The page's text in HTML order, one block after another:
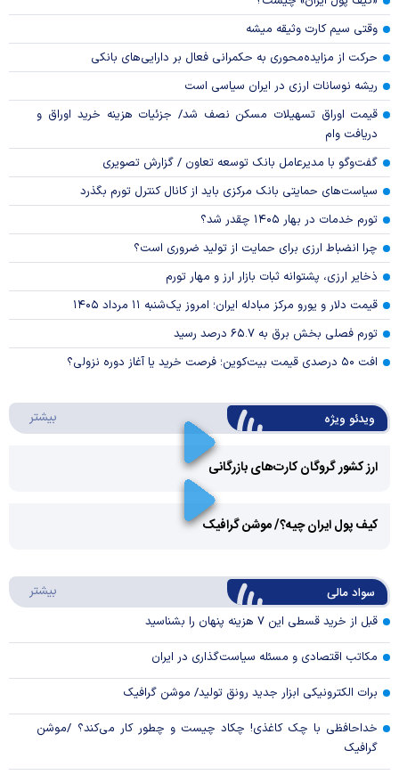
وقتی سیم کارت وثیقه میشه
حرکت از مزایده‌محوری به حکمرانی فعال بر دارایی‌های بانکی
ریشه نوسانات ارزی در ایران سیاسی است
قیمت اوراق تسهیلات مسکن نصف شد/ جزئیات هزینه خرید اوراق و
دریافت وام
گفت‌وگو با مدیرعامل بانک توسعه تعاون / گزارش تصویری
سیاست‌های حمایتی بانک مرکزی باید از کانال کنترل تورم بگذرد
تورم خدمات در بهار ۱۴۰۵ چقدر شد؟
چرا انضباط ارزی برای حمایت از تولید ضروری است؟
ذخایر ارزی، پشتوانه ثبات بازار ارز و مهار تورم
قیمت دلار و یورو مرکز مبادله ایران؛ امروز یک‌شنبه ۱۱ مرداد ۱۴۰۵
تورم فصلی بخش برق به ۶۵.۷ درصد رسید
افت ۵۰ درصدی قیمت بیت‌کوین؛ فرصت خرید یا آغاز دوره نزولی؟
ویدئو ویژه بیشتر
ارز کشور گروگان کارت‌های بازرگانی
Video
کیف پول ایران چیه؟/ موشن گرافیک
سواد مالی بیشتر
قبل از خرید قسطی این ۷ هزینه پنهان را بشناسید
مکاتب اقتصادی و مسئله سیاست‌گذاری در ایران
برات الکترونیکی ابزار جدید رونق تولید/ موشن گرافیک
خداحافظی با چک کاغذی! چکاد چیست و چطور کار می‌کند؟ /موشن
گرافیک